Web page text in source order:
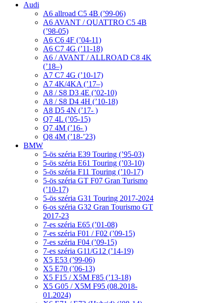
Audi
A6 allroad C5 4B (’99-06)
A6 AVANT / QUATTRO C5 4B
(’98-05)
A6 C6 4F (’04-11)
A6 C7 4G (’11-18)
A6 / AVANT / ALLROAD C8 4K
(’18–)
A7 C7 4G (’10-17)
A7 4K/4KA (’17–)
A8 / S8 D3 4E (’02-10)
A8 / S8 D4 4H (’10-18)
A8 D5 4N (’17- )
Q7 4L (’05-15)
Q7 4M (’16- )
Q8 4M (’18-’23)
BMW
5-ös széria E39 Touring (’95-03)
5-ös széria E61 Touring (’03-10)
5-ös széria F11 Touring (’10-17)
5-ös széria GT F07 Gran Turismo
(’10-17)
5-ös széria G31 Touring 2017-2024
6-os széria G32 Gran Tourismo GT
2017-23
7-es széria E65 (’01-08)
7-es széria F01 / F02 (’09-15)
7-es széria F04 (’09-15)
7-es széria G11/G12 (’14-19)
X5 E53 (’99-06)
X5 E70 (’06-13)
X5 F15 / X5M F85 (’13-18)
X5 G05 / X5M F95 (08.2018-
01.2024)